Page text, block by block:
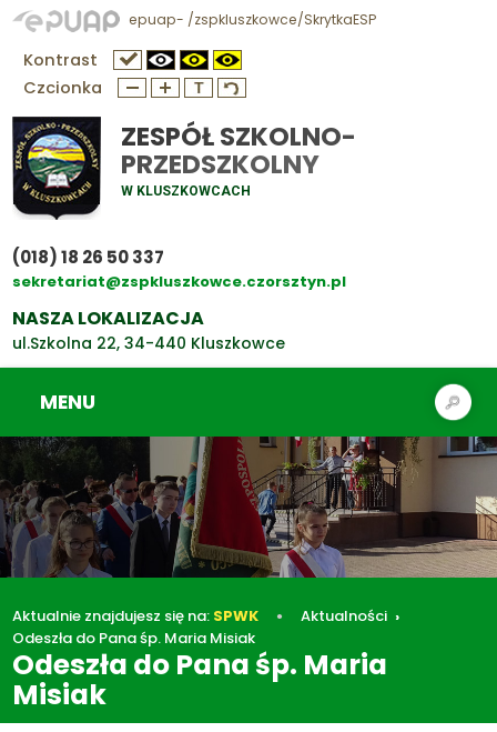
epuap- /zspkluszkowce/SkrytkaESP
Kontrast
Czcionka
ZESPÓŁ SZKOLNO-
PRZEDSZKOLNY
W KLUSZKOWCACH
(018) 18 26 50 337
sekretariat@zspkluszkowce.czorsztyn.pl
NASZA LOKALIZACJA
ul.Szkolna 22, 34-440 Kluszkowce
Aktualnie znajdujesz się na: SPWK
Aktualności
Odeszła do Pana śp. Maria Misiak
Odeszła do Pana śp. Maria
Misiak
MENU